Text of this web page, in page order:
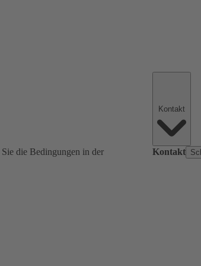
die Bedingungen in der
Kontakt